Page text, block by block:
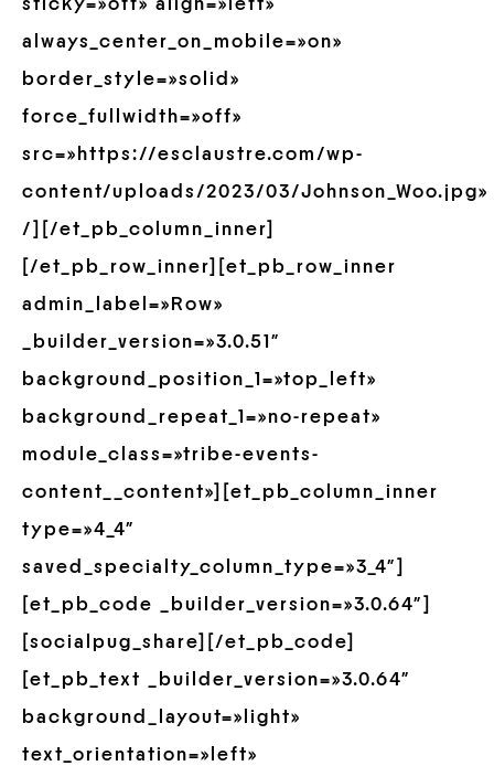
sticky=»off» align=»left»
always_center_on_mobile=»on»
border_style=»solid»
force_fullwidth=»off»
src=»https://esclaustre.com/wp-
content/uploads/2023/03/Johnson_Woo.jpg»
/][/et_pb_column_inner]
[/et_pb_row_inner][et_pb_row_inner
admin_label=»Row»
_builder_version=»3.0.51″
background_position_1=»top_left»
background_repeat_1=»no-repeat»
module_class=»tribe-events-
content__content»][et_pb_column_inner
type=»4_4″
saved_specialty_column_type=»3_4″]
[et_pb_code _builder_version=»3.0.64″]
[socialpug_share][/et_pb_code]
[et_pb_text _builder_version=»3.0.64″
background_layout=»light»
text_orientation=»left»